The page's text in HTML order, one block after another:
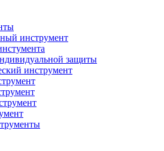
инструмент
защиты
инструмент